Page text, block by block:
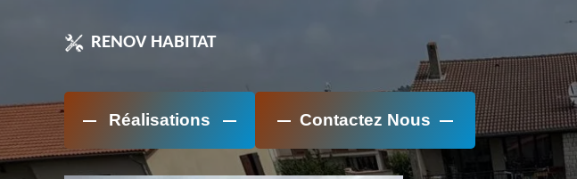
RENOV HABITAT
Réalisations Contactez Nous